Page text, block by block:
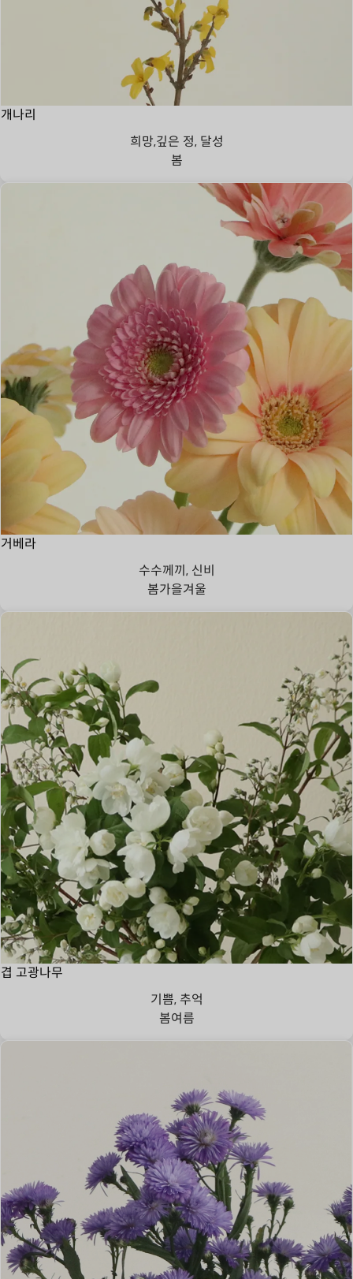
개나리
희망,깊은 정, 달성
봄
거베라
수수께끼, 신비
봄가을겨울
겹 고광나무
기쁨, 추억
봄여름